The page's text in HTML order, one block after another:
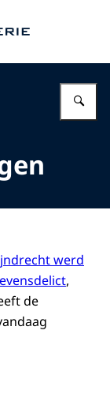
werd
,
de